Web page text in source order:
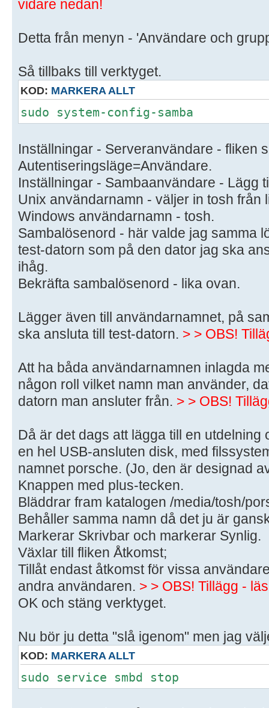
vidare nedan!
Detta från menyn - 'Användare och
Så tillbaks till verktyget.
KOD: MARKERA ALLT
sudo system-config-samba
Inställningar - Serveranvändare - fliken
Autentiseringsläge=Användare.
Inställningar - Sambaanvändare - Lägg
Unix användarnamn - väljer in tosh från
Windows användarnamn - tosh.
Sambalösenord - här valde jag samma
test-datorn som på den dator jag ska
ihåg.
Bekräfta sambalösenord - lika ovan.
Lägger även till användarnamnet, på
ska ansluta till test-datorn. > > OBS!
Att ha båda användarnamnen inlagda
någon roll vilket namn man använder,
datorn man ansluter från. > > OBS!
Då är det dags att lägga till en utdelning
en hel USB-ansluten disk, med
namnet porsche. (Jo, den är designad
Knappen med plus-tecken.
Bläddrar fram katalogen /media/tosh/
Behåller samma namn då det ju är
Markerar Skrivbar och markerar Synlig.
Växlar till fliken Åtkomst;
Tillåt endast åtkomst för vissa
andra användaren. > > OBS! Tillägg -
OK och stäng verktyget.
Nu bör ju detta "slå igenom" men jag
KOD: MARKERA ALLT
sudo service smbd stop